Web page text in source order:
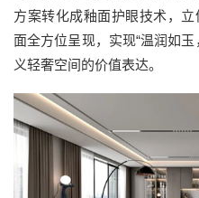
方案转化成釉面护眼技术，
面全方位呈现，实现“温润如
义轻奢空间的价值表达。